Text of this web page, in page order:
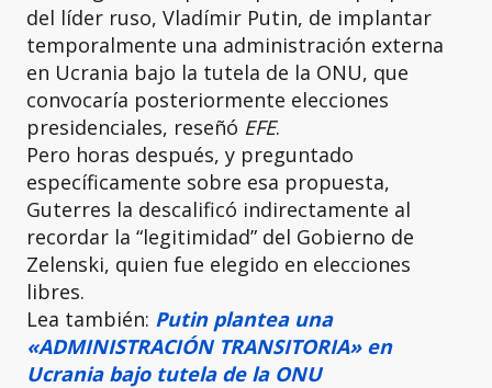
del líder ruso, Vladímir Putin, de implantar
temporalmente una administración externa
en Ucrania bajo la tutela de la ONU, que
convocaría posteriormente elecciones
presidenciales, reseñó EFE.
Pero horas después, y preguntado
específicamente sobre esa propuesta,
Guterres la descalificó indirectamente al
recordar la “legitimidad” del Gobierno de
Zelenski, quien fue elegido en elecciones
libres.
Lea también: Putin plantea una
«ADMINISTRACIÓN TRANSITORIA» en
Ucrania bajo tutela de la ONU